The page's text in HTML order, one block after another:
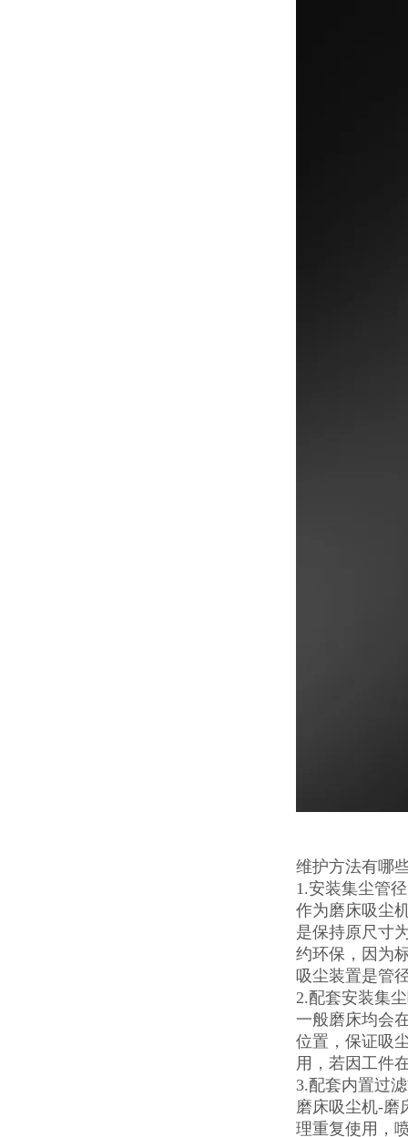
维护方法有哪
1.安装集尘管
作为磨床吸尘
是保持原尺寸
约环保，因为
吸尘装置是管
2.配套安装集
一般磨床均会
位置，保证吸
用，若因工件
3.配套内置过
磨床吸尘机-磨
理重复使用，